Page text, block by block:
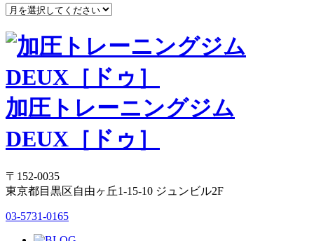
加圧トレーニングジム
DEUX［ドゥ］
〒152-0035
東京都目黒区自由ヶ丘1-15-10 ジュンビル2F
03-5731-0165